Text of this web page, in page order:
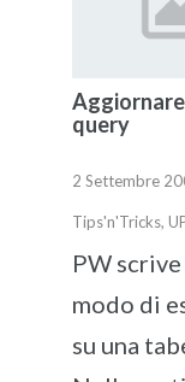
Aggiornare
query
2 Settembre
Tips'n'Tricks,
PW
modo di
su una